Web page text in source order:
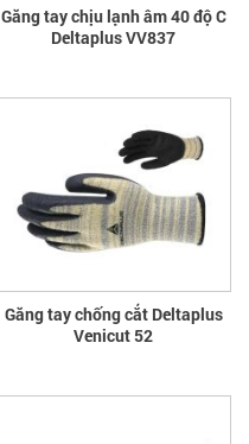
Găng tay chịu lạnh âm 40 độ C
Deltaplus VV837
Găng tay chống cắt Deltaplus
Venicut 52